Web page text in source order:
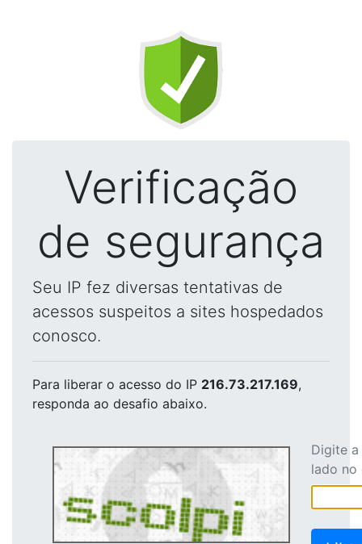
Verificação
de segurança
Seu IP fez diversas tentativas de
acessos suspeitos a sites hospedados
conosco.
Para liberar o acesso do IP 216.73.217.169,
responda ao desafio abaixo.
Digite
lado no